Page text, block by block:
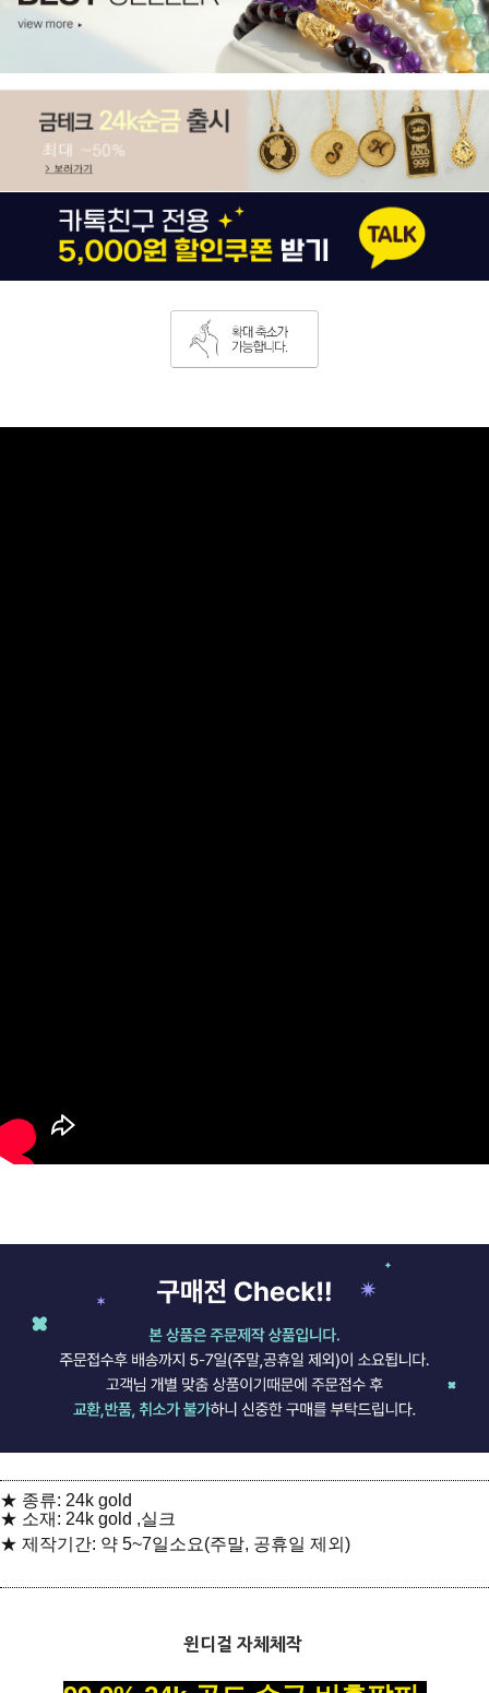
★ 종류: 24k gold
★ 소재: 24k gold ,실크
★ 제작기간: 약 5~7일소요(주말, 공휴일 제외)
윈디걸 자체체작